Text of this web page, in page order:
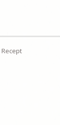
Recept